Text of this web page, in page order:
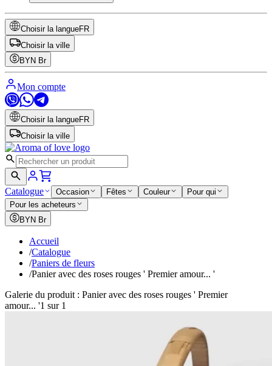
Choisir la langueFR
Choisir la ville
BYN Br
Mon compte
Choisir la langueFR
Choisir la ville
Catalogue Occasion Fêtes Couleur
Pour qui
Pour les acheteurs
BYN Br
Accueil
/Catalogue
/Paniers de fleurs
/Panier avec des roses rouges ' Premier amour... '
Galerie du produit : Panier avec des roses rouges ' Premier
amour... '1 sur 1